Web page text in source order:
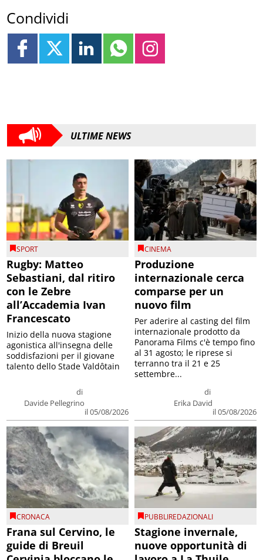
Condividi
ULTIME NEWS
SPORT
Rugby: Matteo
Sebastiani, dal ritiro
con le Zebre
all’Accademia Ivan
Francescato
di
Davide Pellegrino
il 05/08/2026
Inizio della nuova stagione
agonistica all'insegna delle
soddisfazioni per il giovane
talento dello Stade Valdôtain
CINEMA
Produzione
internazionale cerca
comparse per un
nuovo film
di
Erika David
il 05/08/2026
Per aderire al casting del film
internazionale prodotto da
Panorama Films c'è tempo fino
al 31 agosto; le riprese si
terranno tra il 21 e 25
settembre...
CRONACA
Frana sul Cervino, le
guide di Breuil
PUBBLIREDAZIONALI
Stagione invernale,
nuove opportunità di